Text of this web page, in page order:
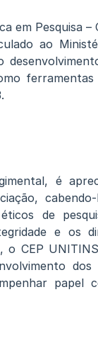
em Pesquisa –
ao
ferramentas
é
de
e os
o CEP
papel